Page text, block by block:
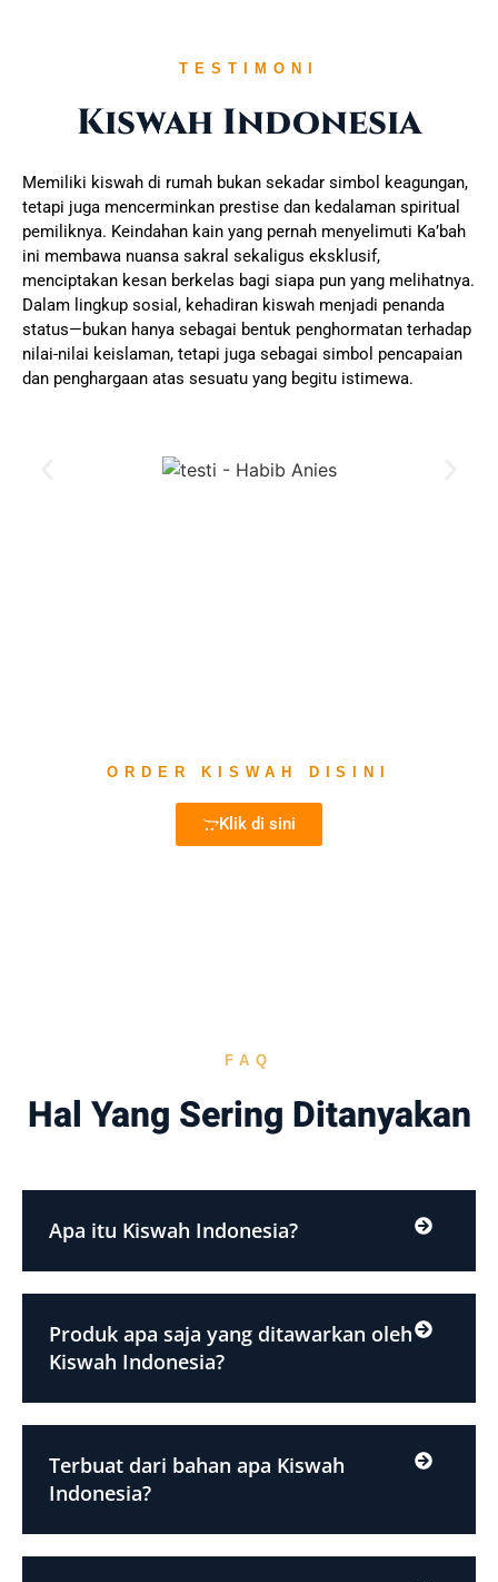
TESTIMONI
Kiswah Indonesia
Memiliki kiswah di rumah bukan sekadar simbol keagungan,
tetapi juga mencerminkan prestise dan kedalaman spiritual
pemiliknya. Keindahan kain yang pernah menyelimuti Ka’bah
ini membawa nuansa sakral sekaligus eksklusif,
menciptakan kesan berkelas bagi siapa pun yang melihatnya.
Dalam lingkup sosial, kehadiran kiswah menjadi penanda
status—bukan hanya sebagai bentuk penghormatan terhadap
nilai-nilai keislaman, tetapi juga sebagai simbol pencapaian
dan penghargaan atas sesuatu yang begitu istimewa.
ORDER KISWAH DISINI
Klik di sini
FAQ
Hal Yang Sering Ditanyakan
Apa itu Kiswah Indonesia?
Produk apa saja yang ditawarkan oleh
Kiswah Indonesia?
Terbuat dari bahan apa Kiswah
Indonesia?